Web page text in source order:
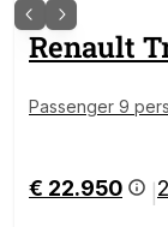
Renault
Passenger 9
ersonenbus
€ 22.950